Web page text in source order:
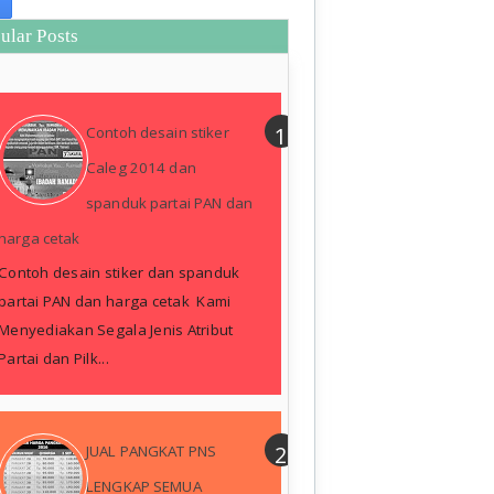
Posts
Contoh desain stiker
Caleg 2014 dan
spanduk partai PAN dan
cetak
desain stiker dan spanduk
PAN dan harga cetak Kami
Segala Jenis Atribut
dan Pilk...
JUAL PANGKAT PNS
LENGKAP SEMUA